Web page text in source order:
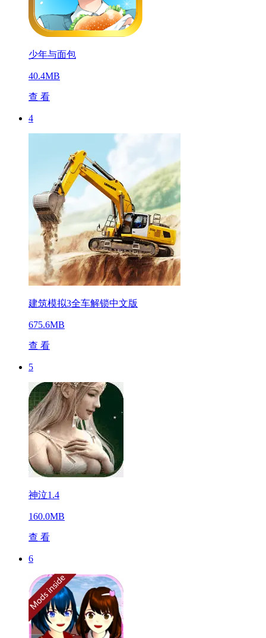
少年与面包
40.4MB
查 看
4
建筑模拟3全车解锁中文版
675.6MB
查 看
5
神泣1.4
160.0MB
查 看
6